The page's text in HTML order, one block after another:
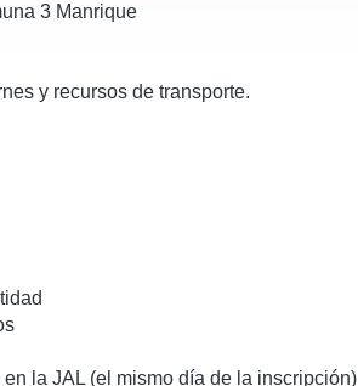
3 Manrique
y recursos de transporte.
la JAL (el mismo día de la inscripción)